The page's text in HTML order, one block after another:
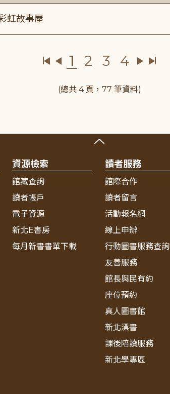
虹故事屋
1 2 3 4
(總共 4 頁，77 筆資料)
資源檢索
館藏查詢
讀者帳戶
電子資源
新北E書房
每月新書書單下載
讀者服務
館際合作
讀者留言
活動報名網
線上申辦
行動圖書服務查詢
友善服務
館長與民有約
座位預約
真人圖書館
新北漂書
課後陪讀服務
新北學專區